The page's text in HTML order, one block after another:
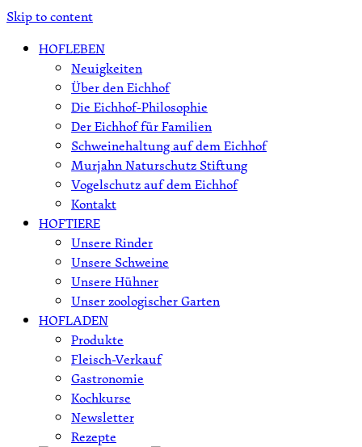
Skip to content
HOFLEBEN
Neuigkeiten
Über den Eichhof
Die Eichhof-Philosophie
Der Eichhof für Familien
Schweinehaltung auf dem Eichhof
Murjahn Naturschutz Stiftung
Vogelschutz auf dem Eichhof
Kontakt
HOFTIERE
Unsere Rinder
Unsere Schweine
Unsere Hühner
Unser zoologischer Garten
HOFLADEN
Produkte
Fleisch-Verkauf
Gastronomie
Kochkurse
Newsletter
Rezepte